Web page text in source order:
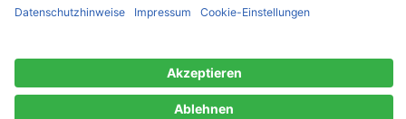
* Alle Preise verstehen sich inkl. Mehrwertsteuer und zzgl.Versandkosten
** Niedrigster Gesamtpreis der letzten 30 Tage vor der Preisermäßigung.
Versandkosten Lieferzeiten Zahlungsarten Rücksendung
Kontakt Impressum